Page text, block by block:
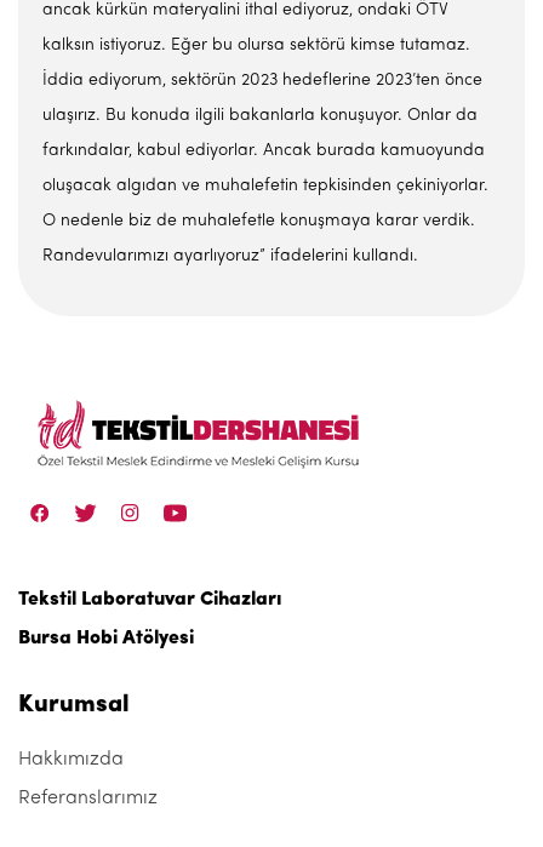
ancak kürkün materyalini ithal ediyoruz, ondaki ÖTV
kalksın istiyoruz. Eğer bu olursa sektörü kimse tutamaz.
İddia ediyorum, sektörün 2023 hedeflerine 2023’ten önce
ulaşırız. Bu konuda ilgili bakanlarla konuşuyor. Onlar da
farkındalar, kabul ediyorlar. Ancak burada kamuoyunda
oluşacak algıdan ve muhalefetin tepkisinden çekiniyorlar.
O nedenle biz de muhalefetle konuşmaya karar verdik.
Randevularımızı ayarlıyoruz” ifadelerini kullandı.
Tekstil Laboratuvar Cihazları
Bursa Hobi Atölyesi
Kurumsal
Hakkımızda
Referanslarımız